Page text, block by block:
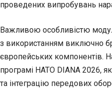
проведених випробувань
Важливою особливістю
з використанням виключно
європейських компонентів.
програмі НАТО DIANA 2026,
та інтеграцію передових